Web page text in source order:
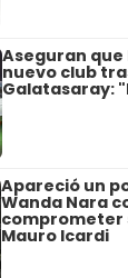
Aseguran
nuevo club
Galatasaray:
Apareció un
Wanda Nara
comprometer
Mauro Icardi